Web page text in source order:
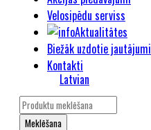
Velosipēdu serviss
Aktualitātes
Biežāk uzdotie jautājumi
Kontakti
Latvian